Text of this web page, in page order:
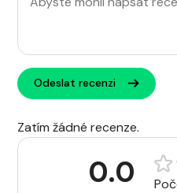
Odeslat recenzi
Zatím žádné recenze.
0.0